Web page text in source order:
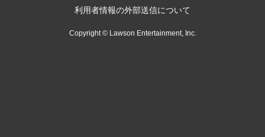
利用者情報の外部送信について
Copyright © Lawson Entertainment, Inc.